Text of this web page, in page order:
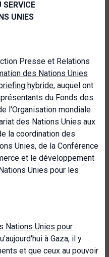
SERVICE
UNIES
Presse et Relations
des Nations Unies
hybride, auquel ont
du Fonds des
l'Organisation mondiale
des Nations Unies aux
la coordination des
Unies, de la Conférence
et le développement
Unies pour les
Nations Unies pour
à Gaza, il y
et que ceux au pouvoir